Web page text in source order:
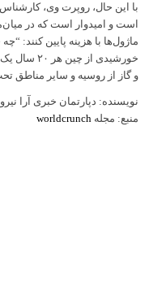
با این حال، روپرت وی،
است و امیدوار است که در
ماژول‌ها با هزینه پایین کنند:
خورشیدی از
و گاز از روسیه و سایر مناطق
نویسنده: دپارتمان خبری آرا نیرو
منبع: مجله